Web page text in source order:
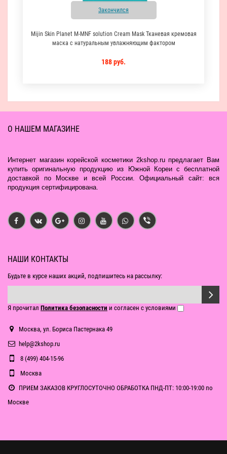
Закончился
Mijin Skin Planet M-MNF solution Cream Mask Тканевая кремовая
маска с натуральным увлажняющим фактором
188 руб.
О НАШЕМ МАГАЗИНЕ
Интернет магазин корейской косметики 2kshop.ru предлагает Вам
купить оригинальную продукцию из Южной Кореи с бесплатной
доставкой по Москве и всей России. Официальный сайт: вся
продукция сертифицирована.
НАШИ КОНТАКТЫ
Будьте в курсе наших акций, подпишитесь на рассылку:
Я прочитал Политика безопасности и согласен с условиями
Москва, ул. Бориса Пастернака 49
help@2kshop.ru
8 (499) 404-15-96
Москва
ПРИЕМ ЗАКАЗОВ КРУГЛОСУТОЧНО ОБРАБОТКА ПНД-ПТ: 10:00-19:00 по
Москве